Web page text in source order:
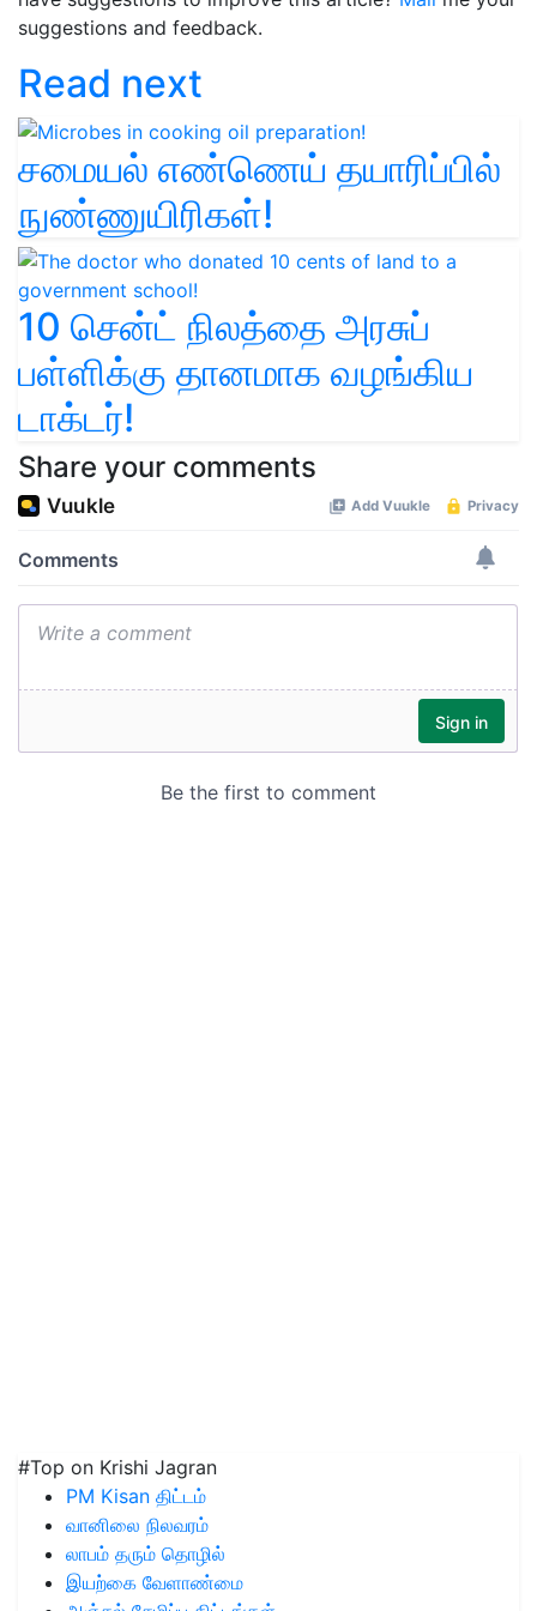
suggestions and feedback.
Read next
சமையல் எண்ணெய் தயாரிப்பில்
நுண்ணுயிரிகள்!
10 சென்ட் நிலத்தை அரசுப்
பள்ளிக்கு தானமாக வழங்கிய
டாக்டர்!
Share your comments
#Top on Krishi Jagran
PM Kisan திட்டம்
வானிலை நிலவரம்
லாபம் தரும் தொழில்
இயற்கை வேளாண்மை